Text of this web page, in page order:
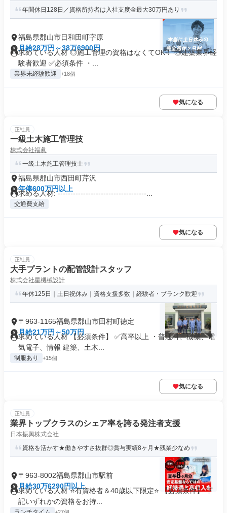
年間休日128日／資格所持者は入社支度金最大30万円あり
福島県郡山市日和田町字原
月給28万円～38万6900円
求めている人材 ◎施工管理の資格はなくてOK！ ◎建築業界経
験者歓迎 ✅必須条件 ・...
業界未経験歓迎 +18個
気になる
正社員
一級土木施工管理技
株式会社福眞
一級土木施工管理技士
福島県郡山市西田町芹沢
年俸600万円以上
求める人材: -----------------------------------...
交通費支給
気になる
正社員
大手プラントの配管設計スタッフ
株式会社星機械設計
年休125日｜土日祝休み｜資格支援多数｜経験者・ブランク歓迎
〒963-1165福島県郡山市田村町徳定
月給21万円～50万円
求めている人材 【必須条件】 ✅高卒以上 ・普通科、機械、電
気電子、情報 建築、土木...
制服あり +15個
気になる
正社員
業界トップクラスのシェア率を誇る発注者支援
日本振興株式会社
資格を活かす★働きやすさ抜群◎賞与実績8ヶ月★残業少なめ
〒963-8002福島県郡山市駅前
月給30万6290円以上
求めている人材 ⭐有資格者＆40歳以下限定⭐ 【必須条件】 下
記いずれかの資格をお持...